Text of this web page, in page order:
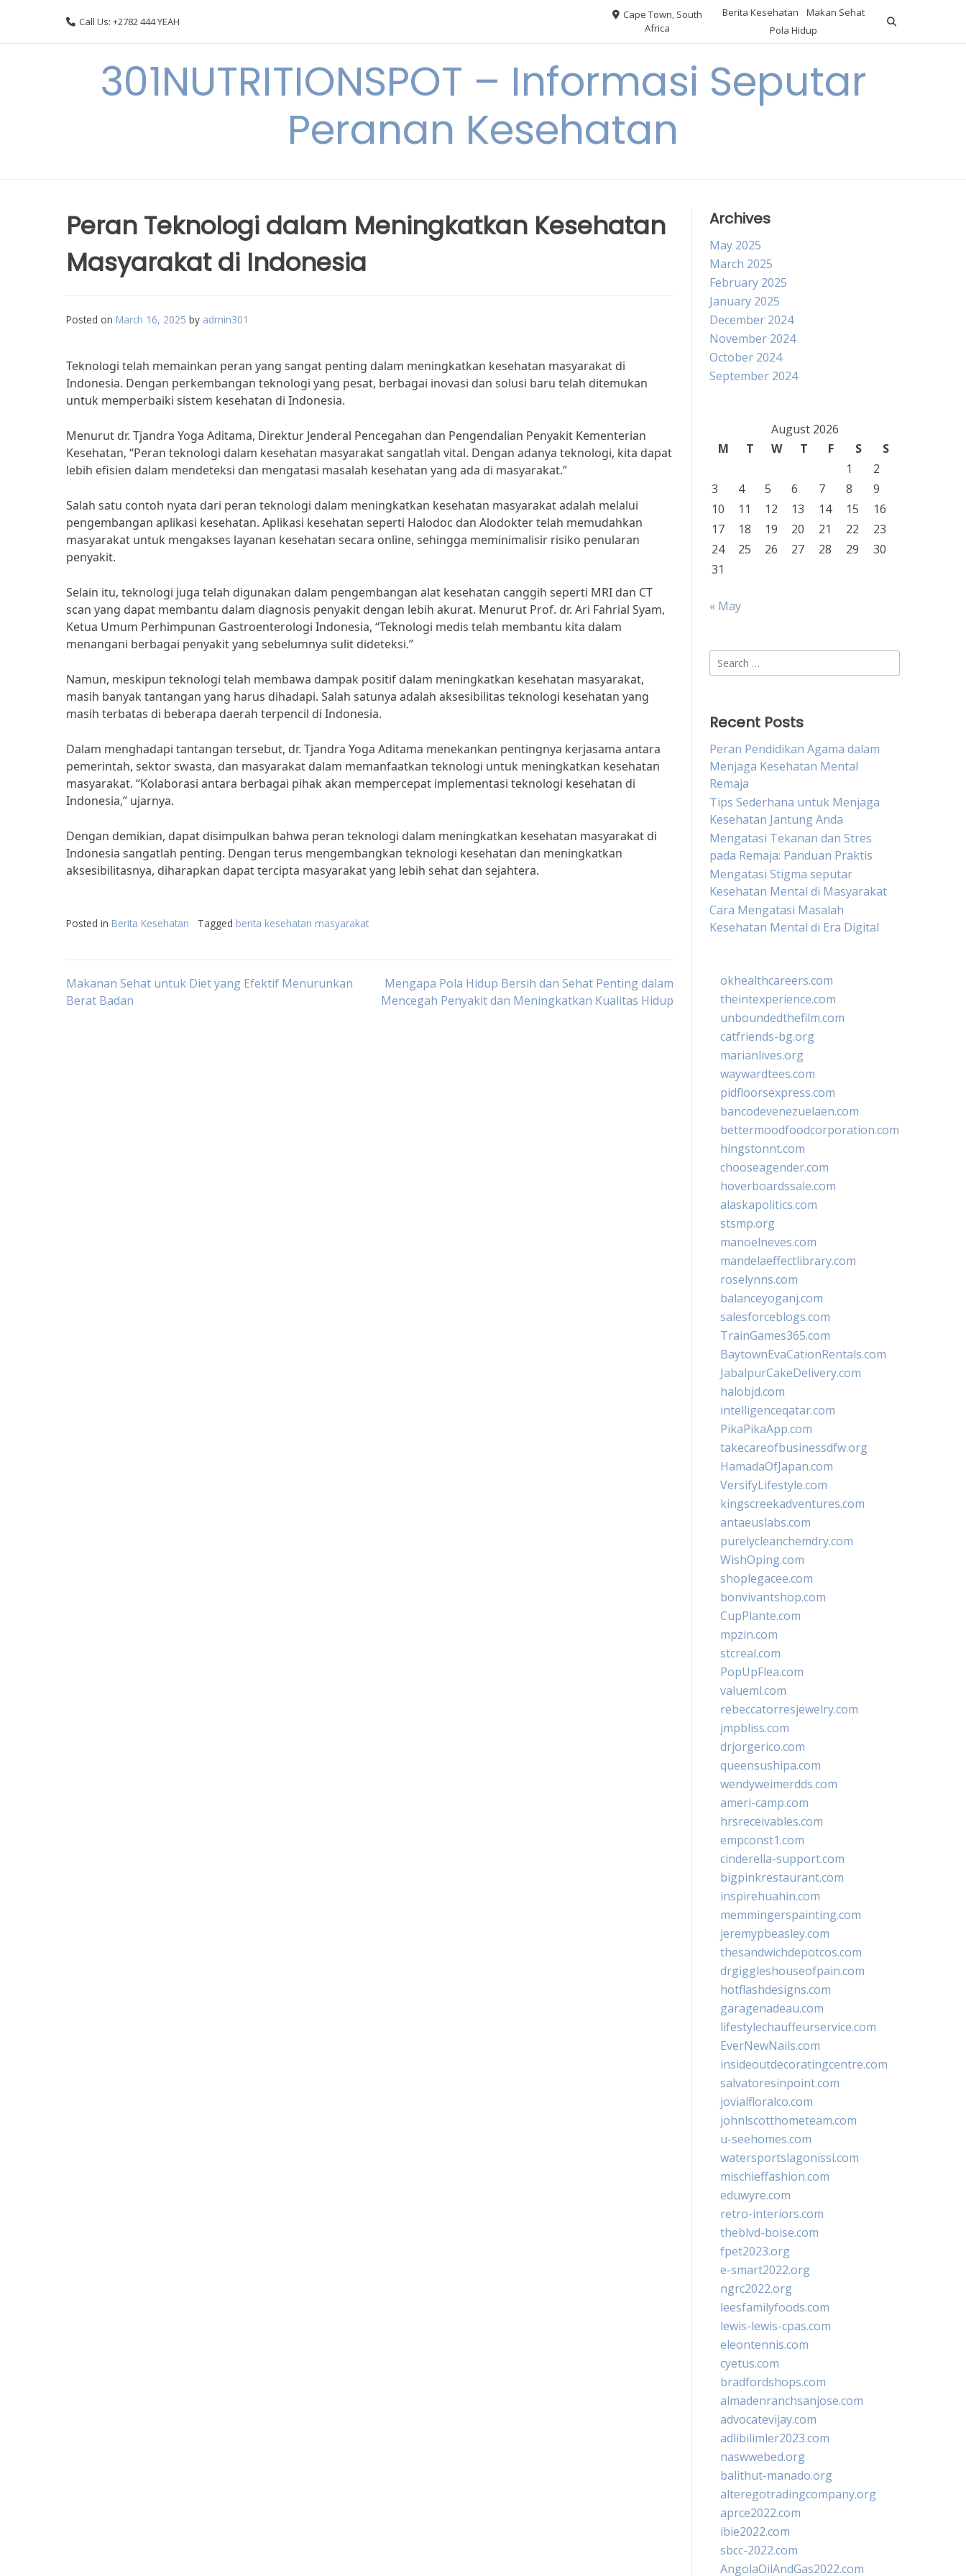
Call Us: +2782 444 YEAH
Cape Town, South
Africa
Berita Kesehatan
Makan Sehat
Pola Hidup
301NUTRITIONSPOT – Informasi Seputar
Peranan Kesehatan
Peran Teknologi dalam Meningkatkan Kesehatan
Masyarakat di Indonesia
Posted on March 16, 2025 by admin301
Teknologi telah memainkan peran yang sangat penting dalam meningkatkan kesehatan masyarakat di
Indonesia. Dengan perkembangan teknologi yang pesat, berbagai inovasi dan solusi baru telah ditemukan
untuk memperbaiki sistem kesehatan di Indonesia.
Menurut dr. Tjandra Yoga Aditama, Direktur Jenderal Pencegahan dan Pengendalian Penyakit Kementerian
Kesehatan, “Peran teknologi dalam kesehatan masyarakat sangatlah vital. Dengan adanya teknologi, kita dapat
lebih efisien dalam mendeteksi dan mengatasi masalah kesehatan yang ada di masyarakat.”
Salah satu contoh nyata dari peran teknologi dalam meningkatkan kesehatan masyarakat adalah melalui
pengembangan aplikasi kesehatan. Aplikasi kesehatan seperti Halodoc dan Alodokter telah memudahkan
masyarakat untuk mengakses layanan kesehatan secara online, sehingga meminimalisir risiko penularan
penyakit.
Selain itu, teknologi juga telah digunakan dalam pengembangan alat kesehatan canggih seperti MRI dan CT
scan yang dapat membantu dalam diagnosis penyakit dengan lebih akurat. Menurut Prof. dr. Ari Fahrial Syam,
Ketua Umum Perhimpunan Gastroenterologi Indonesia, “Teknologi medis telah membantu kita dalam
menangani berbagai penyakit yang sebelumnya sulit dideteksi.”
Namun, meskipun teknologi telah membawa dampak positif dalam meningkatkan kesehatan masyarakat,
masih banyak tantangan yang harus dihadapi. Salah satunya adalah aksesibilitas teknologi kesehatan yang
masih terbatas di beberapa daerah terpencil di Indonesia.
Dalam menghadapi tantangan tersebut, dr. Tjandra Yoga Aditama menekankan pentingnya kerjasama antara
pemerintah, sektor swasta, dan masyarakat dalam memanfaatkan teknologi untuk meningkatkan kesehatan
masyarakat. “Kolaborasi antara berbagai pihak akan mempercepat implementasi teknologi kesehatan di
Indonesia,” ujarnya.
Dengan demikian, dapat disimpulkan bahwa peran teknologi dalam meningkatkan kesehatan masyarakat di
Indonesia sangatlah penting. Dengan terus mengembangkan teknologi kesehatan dan meningkatkan
aksesibilitasnya, diharapkan dapat tercipta masyarakat yang lebih sehat dan sejahtera.
Posted in Berita Kesehatan Tagged berita kesehatan masyarakat
Post
Makanan Sehat untuk Diet yang Efektif Menurunkan
Berat Badan
Mengapa Pola Hidup Bersih dan Sehat Penting dalam
Mencegah Penyakit dan Meningkatkan Kualitas Hidup
Archives
May 2025
March 2025
February 2025
January 2025
December 2024
November 2024
October 2024
September 2024
August 2026
M
T W T F S
S
1
2
3
4 5 6 7 8
9
10
11 12 13 14 15
16
17
18 19 20 21 22
23
24
25 26 27 28 29
30
31
« May
Search
for:
Recent Posts
Peran Pendidikan Agama dalam
Menjaga Kesehatan Mental
Remaja
Tips Sederhana untuk Menjaga
Kesehatan Jantung Anda
Mengatasi Tekanan dan Stres
pada Remaja: Panduan Praktis
Mengatasi Stigma seputar
Kesehatan Mental di Masyarakat
Cara Mengatasi Masalah
Kesehatan Mental di Era Digital
okhealthcareers.com
theintexperience.com
unboundedthefilm.com
catfriends-bg.org
marianlives.org
waywardtees.com
pidfloorsexpress.com
bancodevenezuelaen.com
bettermoodfoodcorporation.com
hingstonnt.com
chooseagender.com
hoverboardssale.com
alaskapolitics.com
stsmp.org
manoelneves.com
mandelaeffectlibrary.com
roselynns.com
balanceyoganj.com
salesforceblogs.com
TrainGames365.com
BaytownEvaCationRentals.com
JabalpurCakeDelivery.com
halobjd.com
intelligenceqatar.com
PikaPikaApp.com
takecareofbusinessdfw.org
HamadaOfJapan.com
VersifyLifestyle.com
kingscreekadventures.com
antaeuslabs.com
purelycleanchemdry.com
WishOping.com
shoplegacee.com
bonvivantshop.com
CupPlante.com
mpzin.com
stcreal.com
PopUpFlea.com
valueml.com
rebeccatorresjewelry.com
jmpbliss.com
drjorgerico.com
queensushipa.com
wendyweimerdds.com
ameri-camp.com
hrsreceivables.com
empconst1.com
cinderella-support.com
bigpinkrestaurant.com
inspirehuahin.com
memmingerspainting.com
jeremypbeasley.com
thesandwichdepotcos.com
drgiggleshouseofpain.com
hotflashdesigns.com
garagenadeau.com
lifestylechauffeurservice.com
EverNewNails.com
insideoutdecoratingcentre.com
salvatoresinpoint.com
jovialfloralco.com
johnlscotthometeam.com
u-seehomes.com
watersportslagonissi.com
mischieffashion.com
eduwyre.com
retro-interiors.com
theblvd-boise.com
fpet2023.org
e-smart2022.org
ngrc2022.org
leesfamilyfoods.com
lewis-lewis-cpas.com
eleontennis.com
cyetus.com
bradfordshops.com
almadenranchsanjose.com
advocatevijay.com
adlibilimler2023.com
naswwebed.org
balithut-manado.org
alteregotradingcompany.org
aprce2022.com
ibie2022.com
sbcc-2022.com
AngolaOilAndGas2022.com